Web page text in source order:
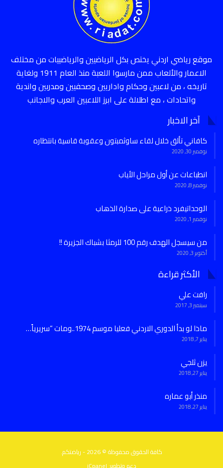
موقع رياضي اردني يختص بكل الرياضيين والرياضييات من مختلف
الاعمار والألعاب ممن مارسوا اللعبة منذ العام 1911 ولغاية
تاريخه ، من لاعبين وحكام واداريين وصحفيين ومدربين واندية
واتحادات ، مع اطلالة على ابرز اللاعبين العرب والاجانب
آخر الاخبار
كافاني تألق خلال لقاء ساوثمبتون وعقوبة قاسية بانتظاره
نوفمبر 30, 2020
انطباعات عن أول مراحل الأياب
نوفمبر 8, 2020
الوحداتيفرد ذراعية على صدارة الذهاب
نوفمبر 1, 2020
من سيسجل الهدف رقم 100 للرمثا بشباك الجزيرة !!
أكتوبر 3, 2020
الأكثر قراءة
رافت علي
سبتمبر 3, 2017
ماذا لو بدأ الدوري الاردني فعليا موسم 1974..ومات “سريرياً…
يناير 7, 2018
يزن ثلجي
يناير 27, 2018
منذر أبو عماره
يناير 27, 2018
كافة الحقوق محفوظة © 2026 - رياضتكم.